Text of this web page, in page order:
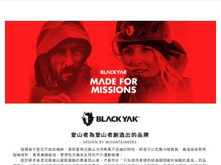
1.分期款項不併入電信帳單，「大哥付你分期」於每月結算日後寄送繳費提
2.透過簡訊連結打開帳單後，可選擇「超商條碼／台灣大直營門市／銀行轉
帳／街口支付／iPASS MONEY」等通路繳費。
【注意事項】
1.本服務係由「台灣大哥大股份有限公司」（以下簡稱本公司）所提供，讓
用戶於交易時，得透過本服務購買商品或服務，並由商店將買賣／分期付款
買賣價金債權讓與本公司後，依約使用本公司帳單繳交帳款。
2.基於同意付款使用「大哥付你分期」之契約關係目的，商店將以您的個人
資料（包含姓名、電話或地址）提供予台灣大哥大進項蒐集、處理及利用，
由本公司與您本人進行分期帳單所需資料之確認、核對及更正。
3.完整用戶服務條款，請詳閱以下連結：
https://oppay.tw/userRule
【「AFTEE先享後付」結帳流程】
１．於結帳方式選擇「AFTEE先享後付」後，將跳轉至「AFTEE先享後付」
結帳頁面，進行簡訊認證並確認金額後，即可完成結帳。
２．訂單成立數日內，您將收到繳費通知簡訊。
３．收到繳費通知簡訊後14天內，點擊此簡訊中的連結，可透過四大超商／
ATM／網路銀行／等多元方式進行付款，方視為交易完成。
※ 請注意：結帳手續完成當下不需立刻繳費，但若您需要取消訂單，請聯絡
購買商品的店家。未經商家同意取消之訂單仍視為有效，需透過AFTEE先享
後付繳納相關費用。
是否繳費成功／繳費後需取消欲退款等相關疑問，請聯繫「AFTEE先享後付
https://netprotections.freshdesk.com/support/home
１．透過由恩沛科技股份有限公司提供之「AFTEE先享後付」服務完成之交
易，需依本服務之必要範圍內提供個人資料，並將交易相關給付款項請求債
每筆NT$60，滿NT$599(含以上)免運費
付款後全家取貨
每筆NT$60，滿NT$599(含以上)免運費
萊爾富取貨付款
每筆NT$60，滿NT$799(含以上)免運費
每筆NT$60，滿NT$799(含以上)免運費
每筆NT$60，滿NT$799(含以上)免運費